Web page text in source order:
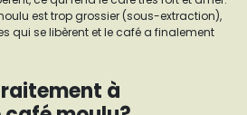
est trop grossier (sous-extraction),
qui se libèrent et le café a finalement
à